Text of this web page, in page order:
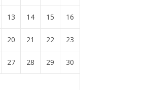
13 14 15 16
20 21 22 23
27 28 29 30